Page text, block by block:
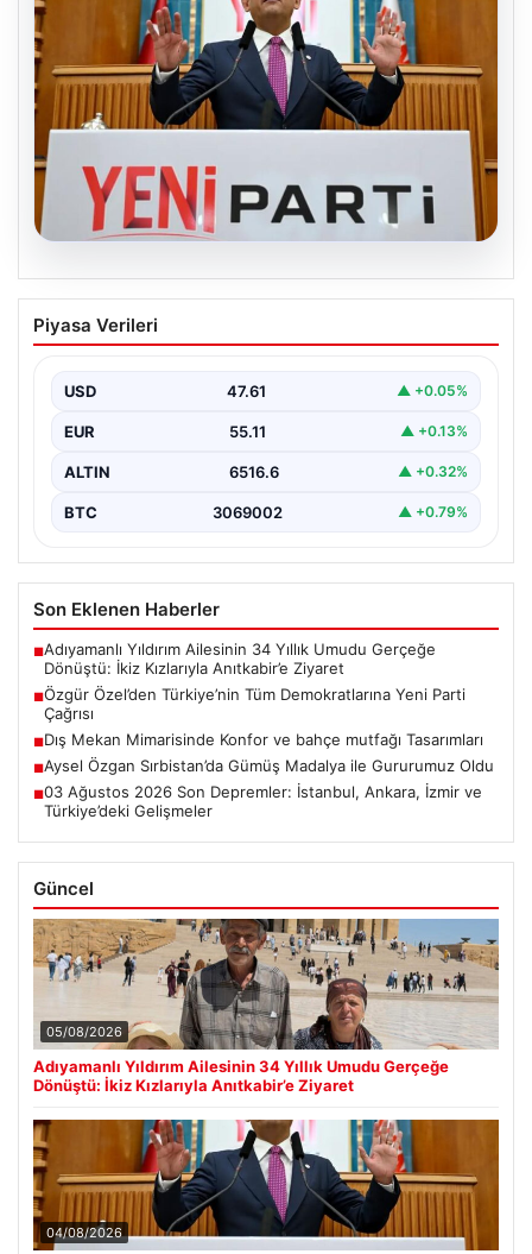
Özgür Özel’den Türkiye’nin Tüm
Demokratlarına Yeni Parti Çağrısı
Meclis'teki ilk grup toplantısında önemli mesajlar verdi.
Piyasa Verileri
USD 47.61 ▲ +0.05%
EUR 55.11 ▲ +0.13%
ALTIN 6516.6 ▲ +0.32%
BTC 3069002 ▲ +0.79%
Son Eklenen Haberler
■Adıyamanlı Yıldırım Ailesinin 34 Yıllık Umudu Gerçeğe
Dönüştü: İkiz Kızlarıyla Anıtkabir’e Ziyaret
■Özgür Özel’den Türkiye’nin Tüm Demokratlarına Yeni Parti
Çağrısı
■Dış Mekan Mimarisinde Konfor ve bahçe mutfağı Tasarımları
■Aysel Özgan Sırbistan’da Gümüş Madalya ile Gururumuz Oldu
■03 Ağustos 2026 Son Depremler: İstanbul, Ankara, İzmir ve
Türkiye’deki Gelişmeler
Güncel
05/08/2026
Adıyamanlı Yıldırım Ailesinin 34 Yıllık Umudu Gerçeğe
Dönüştü: İkiz Kızlarıyla Anıtkabir’e Ziyaret
04/08/2026